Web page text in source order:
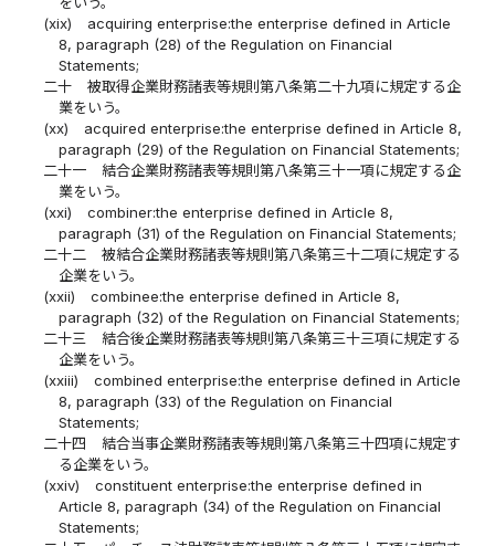
(xix)
acquiring enterprise:the enterprise defined in Article
8, paragraph (28) of the Regulation on Financial
Statements;
二十
被取得企業財務諸表等規則第八条第二十九項に規定する企
業をいう。
(xx)
acquired enterprise:the enterprise defined in Article 8,
paragraph (29) of the Regulation on Financial Statements;
二十一
結合企業財務諸表等規則第八条第三十一項に規定する企
業をいう。
(xxi)
combiner:the enterprise defined in Article 8,
paragraph (31) of the Regulation on Financial Statements;
二十二
被結合企業財務諸表等規則第八条第三十二項に規定する
企業をいう。
(xxii)
combinee:the enterprise defined in Article 8,
paragraph (32) of the Regulation on Financial Statements;
二十三
結合後企業財務諸表等規則第八条第三十三項に規定する
企業をいう。
(xxiii)
combined enterprise:the enterprise defined in Article
8, paragraph (33) of the Regulation on Financial
Statements;
二十四
結合当事企業財務諸表等規則第八条第三十四項に規定す
る企業をいう。
(xxiv)
constituent enterprise:the enterprise defined in
Article 8, paragraph (34) of the Regulation on Financial
Statements;